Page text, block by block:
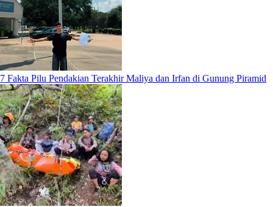
7 Fakta Pilu Pendakian Terakhir Maliya dan Irfan di Gunung Piramid